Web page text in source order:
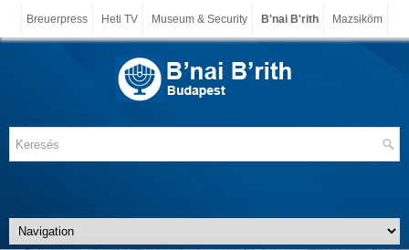
Breuerpress Heti TV Museum & Security B'nai B'rith Mazsiköm